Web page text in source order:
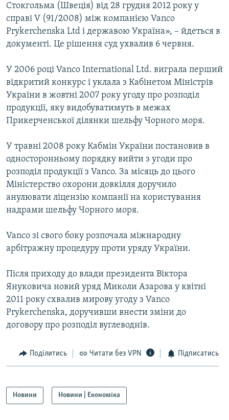
КРИМ РЕАЛІЇ
РУС
УКР
КТАТ
ДОЛУЧАЙСЯ!
Усі сайти RFE/RL
Стокгольма (Швеція) від 28 грудня 2012 року у
справі V (91/2008) між компанією Vanco
Prykerchenska Ltd і державою Україна», – йдеться в
документі. Це рішення суд ухвалив 6 червня.
У 2006 році Vanсo International Ltd. виграла перший
відкритий конкурс і уклала з Кабінетом Міністрів
України в жовтні 2007 року угоду про розподіл
продукції, яку видобуватимуть в межах
Прикерченської ділянки шельфу Чорного моря.
У травні 2008 року Кабмін України постановив в
односторонньому порядку вийти з угоди про
розподіл продукції з Vanco. За місяць до цього
Міністерство охорони довкілля доручило
анулювати ліцензію компанії на користування
надрами шельфу Чорного моря.
Vanco зі свого боку розпочала міжнародну
арбітражну процедуру проти уряду України.
Пiсля приходу до влади президента Вiктора
Януковича новий уряд Миколи Азарова у квiтнi
2011 року схвалив мирову угоду з Vanco
Prykerchenska, доручивши внести змiни до
договору про розподiл вуглеводнiв.
Поділитись Читати без VPN Підписатись
Новини Новини | Економіка